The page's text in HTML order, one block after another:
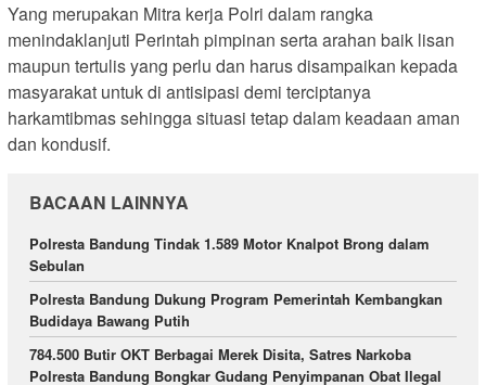
Yang merupakan Mitra kerja Polri dalam rangka
menindaklanjuti Perintah pimpinan serta arahan baik lisan
maupun tertulis yang perlu dan harus disampaikan kepada
masyarakat untuk di antisipasi demi terciptanya
harkamtibmas sehingga situasi tetap dalam keadaan aman
dan kondusif.
BACAAN LAINNYA
Polresta Bandung Tindak 1.589 Motor Knalpot Brong dalam
Sebulan
Polresta Bandung Dukung Program Pemerintah Kembangkan
Budidaya Bawang Putih
784.500 Butir OKT Berbagai Merek Disita, Satres Narkoba
Polresta Bandung Bongkar Gudang Penyimpanan Obat Ilegal